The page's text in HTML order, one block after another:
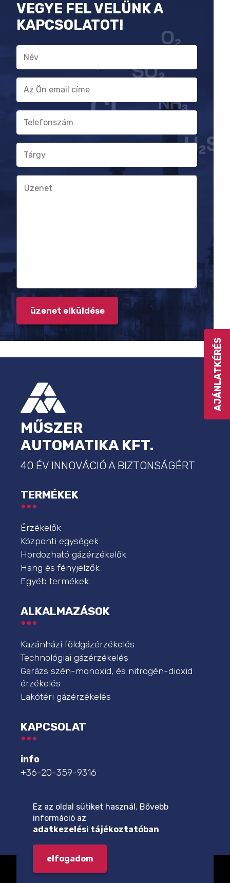
Ez az oldal sütiket használ. Bővebb
információ az
adatkezelési tájékoztatóban
elfogadom
AJÁNLATKÉRÉS
VEGYE FEL VELÜNK A
KAPCSOLATOT!
Név
E-
mail
cím
Telefonszám
Tárgy
Üzenet
MŰSZER
AUTOMATIKA KFT.
40 ÉV INNOVÁCIÓ A BIZTONSÁGÉRT
TERMÉKEK
Érzékelők
Központi egységek
Hordozható gázérzékelők
Hang és fényjelzők
Egyéb termékek
ALKALMAZÁSOK
Kazánházi földgázérzékelés
Technológiai gázérzékelés
Garázs szén-monoxid, és nitrogén-dioxid
érzékelés
Lakótéri gázérzékelés
KAPCSOLAT
info
+36-20-359-9316
+36-20-359-9332
további elérhetőségek
© 2026 - Minden jog fenntartva Műszer Automatika Kft.